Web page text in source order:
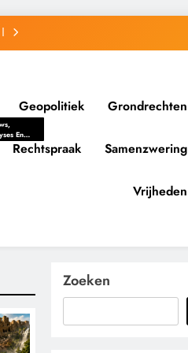
Geopolitiek Grondrechten
En
Politieke
Belangen
Rechtspraak Samenzwering
Vrijheden
Zoeken